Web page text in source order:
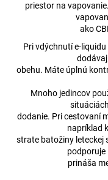
priestor na
ako
Pri vdýchnutí e-
obehu. Máte úplnú
Mnoho jedincov
dodanie. Pri cestovaní
napríklad
strate batožiny leteckej
podporuje
prináša